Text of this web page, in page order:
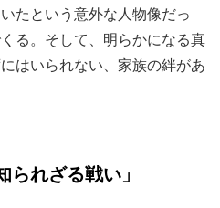
たという意外な人物像だっ
る。そして、明らかになる真
はいられない、家族の絆があ
れざる戦い」